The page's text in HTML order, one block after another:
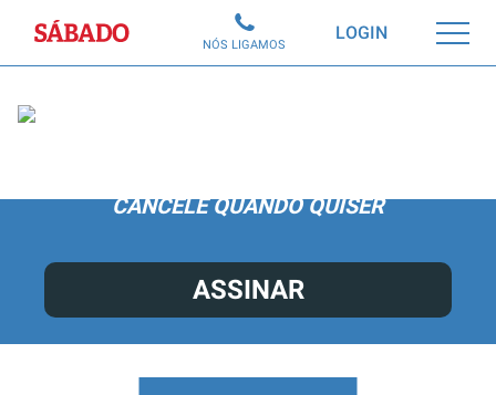
Sábado LOGIN
NÓS LIGAMOS
CANCELE QUANDO QUISER
ASSINAR